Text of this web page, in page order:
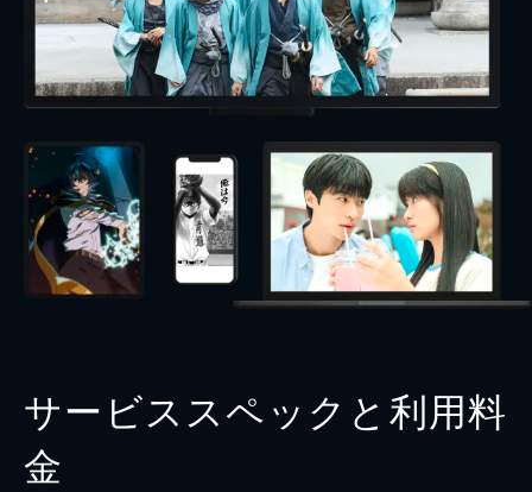
サービススペックと利用料
金